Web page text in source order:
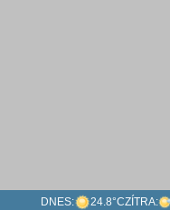
DNES: 24.8°CZÍTRA: